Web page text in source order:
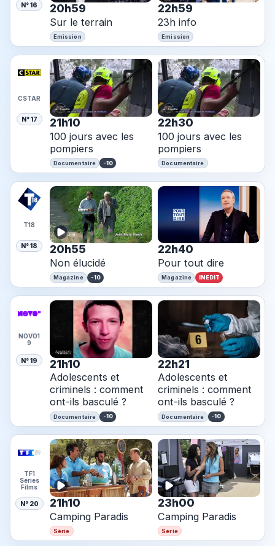
N° 16 20h59
Sur le terrain
Emission
22h59
23h info
Emission
CSTAR
N° 17 21h10
100 jours avec les
pompiers
Documentaire -10
22h30
100 jours avec les
pompiers
Documentaire
T18
N° 18 20h55
Non élucidé
Magazine -10
22h40
Pour tout dire
Magazine INEDIT
NOVO1
9
N° 19 21h10
Adolescents et
criminels : comment
ont-ils basculé ?
Documentaire -10
22h21
Adolescents et
criminels : comment
ont-ils basculé ?
Documentaire -10
TF1
Séries
Films
N° 20 21h10
Camping Paradis
Série
23h00
Camping Paradis
Série